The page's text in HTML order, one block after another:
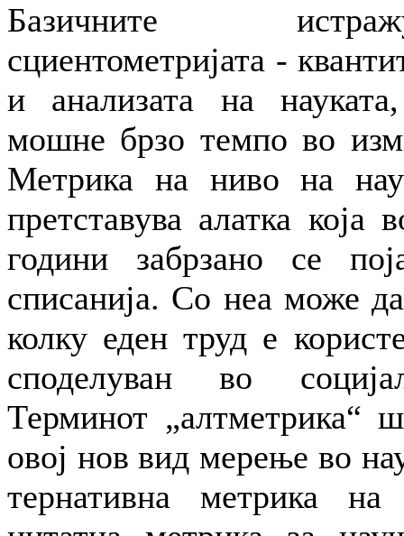
Базичните
сциентометријата -
и анализата на
мошне брзо темпо во
Метрика на ниво на
претставува алатка која
години забрзано се
списанија. Со неа може
колку еден труд е
споделуван во
Терминот „алтметрика“
овој нов вид мерење во
тернативна метрика на